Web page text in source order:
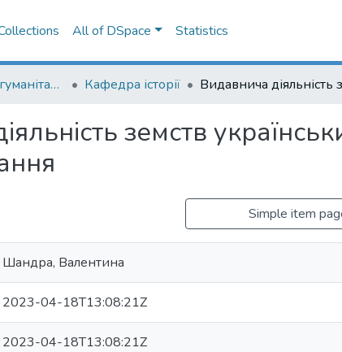
All of DSpace Statistics
001. Факультет гуманітарних наук Кафедра історії
земств
Simple item
Шандра, Валентина
2023-04-18T13:08:21Z
2023-04-18T13:08:21Z